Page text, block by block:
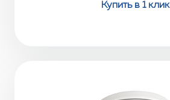
Купить в 1 клик